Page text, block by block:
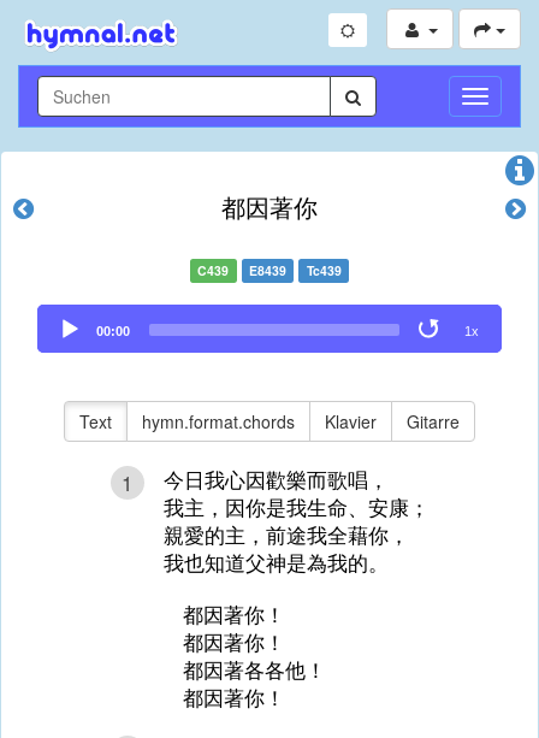
都因著你
C439 E8439 Tc439
Audio
Player
00:00 1x
Text hymn.format.chords Klavier Gitarre
1
今日我心因歡樂而歌唱，
我主，因你是我生命、安康；
親愛的主，前途我全藉你，
我也知道父神是為我的。
都因著你！
都因著你！
都因著各各他！
都因著你！